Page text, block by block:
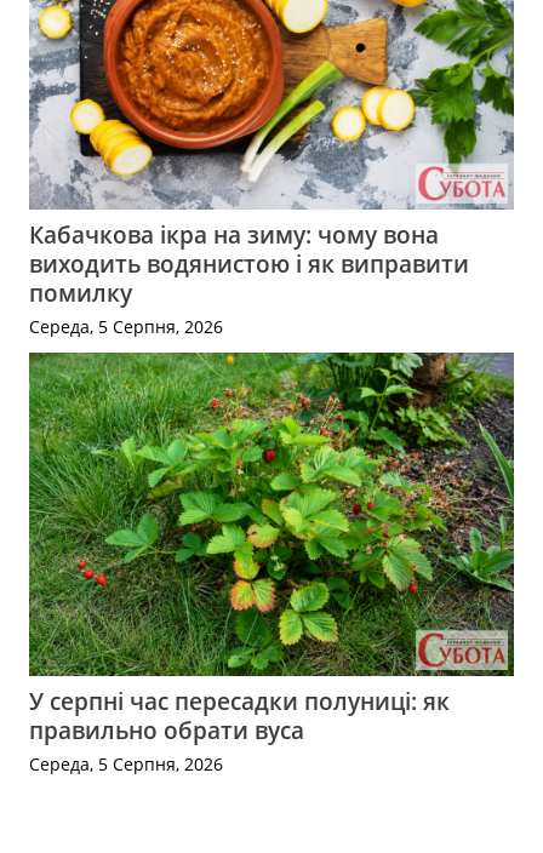
Кабачкова ікра на зиму: чому вона
виходить водянистою і як виправити
помилку
Середа, 5 Серпня, 2026
У серпні час пересадки полуниці: як
правильно обрати вуса
Середа, 5 Серпня, 2026